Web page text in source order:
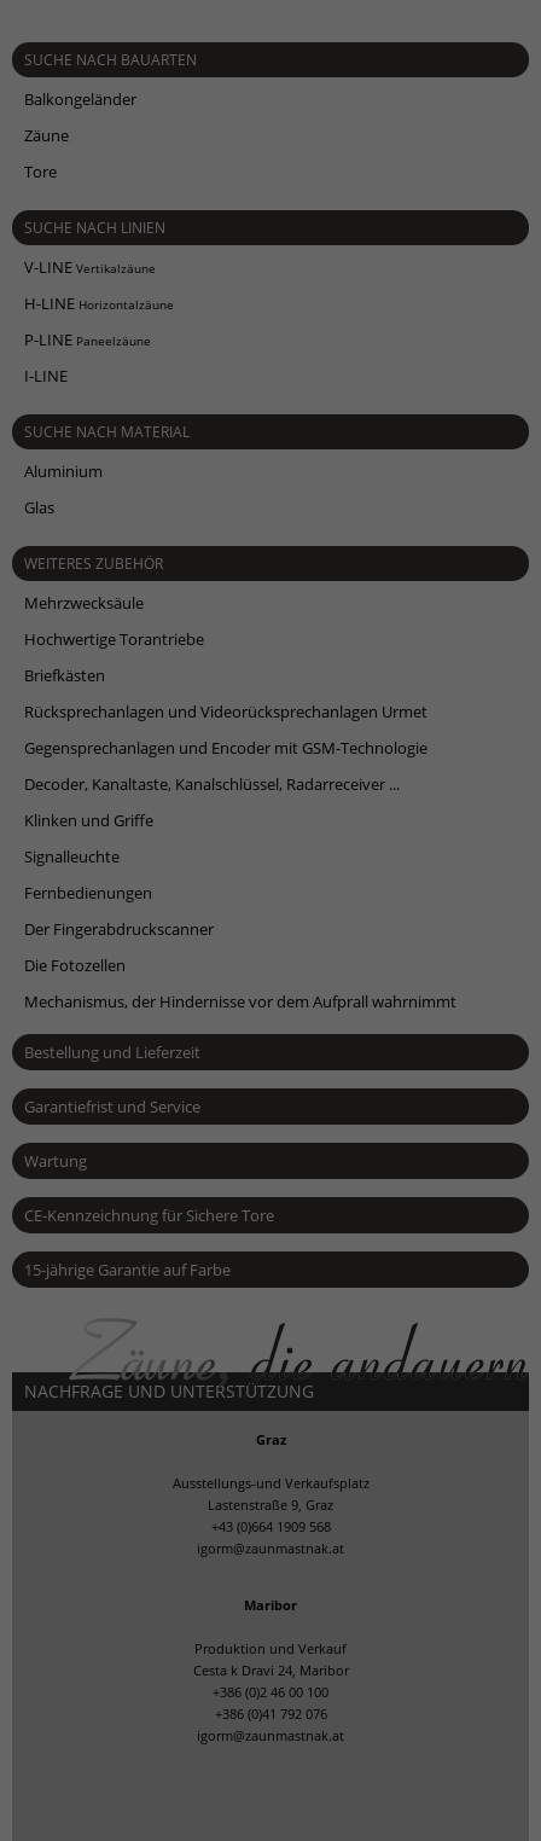
SUCHE NACH BAUARTEN
Balkongeländer
Zäune
Tore
SUCHE NACH LINIEN
V-LINE Vertikalzäune
H-LINE Horizontalzäune
P-LINE Paneelzäune
I-LINE
SUCHE NACH MATERIAL
Aluminium
Glas
WEITERES ZUBEHÖR
Mehrzwecksäule
Hochwertige Torantriebe
Briefkästen
Rücksprechanlagen und Videorücksprechanlagen Urmet
Gegensprechanlagen und Encoder mit GSM-Technologie
Decoder, Kanaltaste, Kanalschlüssel, Radarreceiver ...
Klinken und Griffe
Signalleuchte
Fernbedienungen
Der Fingerabdruckscanner
Die Fotozellen
Mechanismus, der Hindernisse vor dem Aufprall wahrnimmt
Bestellung und Lieferzeit
Garantiefrist und Service
Wartung
CE-Kennzeichnung für Sichere Tore
15-jährige Garantie auf Farbe
NACHFRAGE UND UNTERSTÜTZUNG
Graz
Ausstellungs-und Verkaufsplatz
Lastenstraße 9, Graz
+43 (0)664 1909 568
igorm@zaunmastnak.at
Maribor
Produktion und Verkauf
Cesta k Dravi 24, Maribor
+386 (0)2 46 00 100
+386 (0)41 792 076
igorm@zaunmastnak.at